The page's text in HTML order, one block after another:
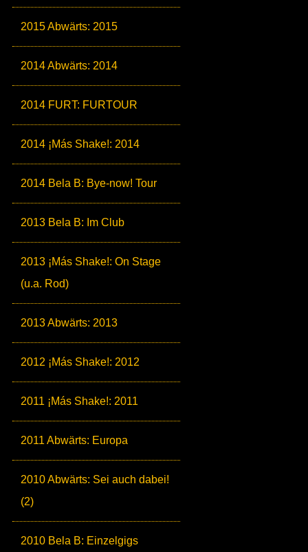
2015 Abwärts: 2015
2014 Abwärts: 2014
2014 FURT: FURTOUR
2014 ¡Más Shake!: 2014
2014 Bela B: Bye-now! Tour
2013 Bela B: Im Club
2013 ¡Más Shake!: On Stage
(u.a. Rod)
2013 Abwärts: 2013
2012 ¡Más Shake!: 2012
2011 ¡Más Shake!: 2011
2011 Abwärts: Europa
2010 Abwärts: Sei auch dabei!
(2)
2010 Bela B: Einzelgigs